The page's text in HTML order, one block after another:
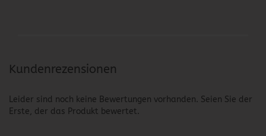
Kundenrezensionen
Leider sind noch keine Bewertungen vorhanden. Seien Sie der
Erste, der das Produkt bewertet.